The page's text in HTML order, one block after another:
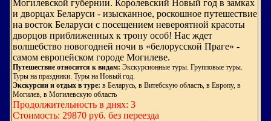
Могилевской губернии. Королевский Новый год в замках
и дворцах Беларуси - изысканное, роскошное путешествие
на восток Беларуси с посещением невероятной красоты
дворцов приближенных к трону особ! Нас ждет
волшебство новогодней ночи в «белорусской Праге» -
самом европейском городе Могилеве.
Путешествие относится к видам: Экскурсионные туры. Групповые туры.
Туры на праздники. Туры на Новый год.
Экскурсии и отдых в туре: в Беларусь, в Витебскую область, в Европу, в
Могилев, в Могилевскую область
Продолжительность в днях: 3
Стоимость: 29870 руб. без переезда